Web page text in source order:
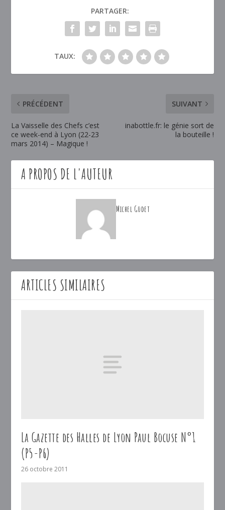
PARTAGER:
TAUX:
PRÉCÉDENT
La Vaisselle des Chefs c’est
ce week-end à Lyon (22-23
mars 2014) – Magique !
SUIVANT
inabottle.fr: le génie sort de
la bouteille !
A PROPOS DE L'AUTEUR
Michel Godet
ARTICLES SIMILAIRES
La Gazette des Halles de Lyon Paul Bocuse N°1
(P5-P6)
26 octobre 2011